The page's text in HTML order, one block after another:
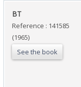
‎BT ‎
Reference : 141585
(1965)
See the book